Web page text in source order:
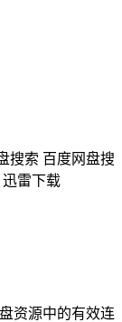
搜索 百度网盘搜
迅雷下载
资源中的有效连